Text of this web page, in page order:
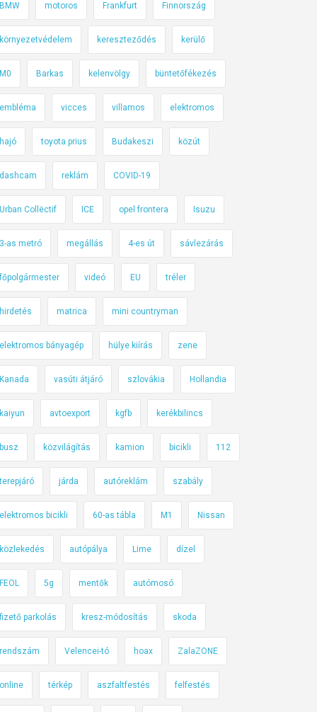
BMW motoros Frankfurt Finnország
környezetvédelem kereszteződés kerülő
M0 Barkas kelenvölgy büntetőfékezés
embléma vicces villamos elektromos
hajó toyota prius Budakeszi közút
dashcam reklám COVID-19
Urban Collëctif ICE opel frontera Isuzu
3-as metró megállás 4-es út sávlezárás
főpolgármester videó EU tréler
hirdetés matrica mini countryman
elektromos bányagép hülye kiírás zene
Kanada vasúti átjáró szlovákia Hollandia
kaiyun avtoexport kgfb kerékbilincs
busz közvilágítás kamion bicikli 112
terepjáró járda autóreklám szabály
elektromos bicikli 60-as tábla M1 Nissan
közlekedés autópálya Lime dízel
FEOL 5g mentők autómosó
fizető parkolás kresz-módosítás skoda
rendszám Velencei-tó hoax ZalaZONE
online térkép aszfaltfestés felfestés